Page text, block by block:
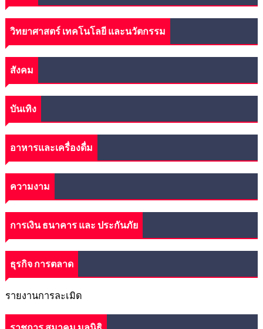
วิทยาศาสตร์ เทคโนโลยี และนวัตกรรม
สังคม
บันเทิง
อาหารและเครื่องดื่ม
ความงาม
การเงิน ธนาคาร และ ประกันภัย
ธุรกิจ การตลาด
รายงานการละเมิด